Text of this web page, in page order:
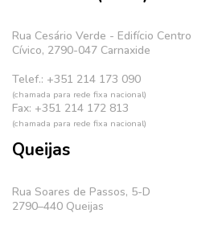
Rua Cesário Verde - Edifício Centro
Cívico, 2790-047 Carnaxide
Telef.: +351 214 173 090
(chamada para rede fixa nacional)
Fax: +351 214 172 813
(chamada para rede fixa nacional)
Queijas
Rua Soares de Passos, 5-D
2790–440 Queijas